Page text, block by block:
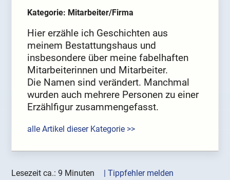
Kategorie: Mitarbeiter/Firma
Hier erzähle ich Geschichten aus
meinem Bestattungshaus und
insbesondere über meine fabelhaften
Mitarbeiterinnen und Mitarbeiter.
Die Namen sind verändert. Manchmal
wurden auch mehrere Personen zu einer
Erzählfigur zusammengefasst.
alle Artikel dieser Kategorie >>
Lesezeit ca.: 9 Minuten
| Tippfehler melden